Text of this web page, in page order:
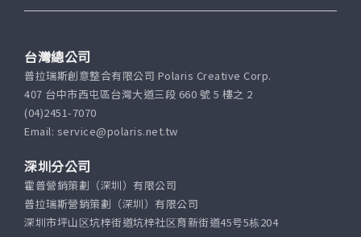
台灣總公司
普拉瑞斯創意整合有限公司 Polaris Creative Corp.
407 台中市西屯區台灣大道三段 660 號 5 樓之 2
(04)2451-7070
Email: service@polaris.net.tw
深圳分公司
霍普營銷策劃（深圳）有限公司
普拉瑞斯營銷策劃（深圳）有限公司
深圳市坪山区坑梓街道坑梓社区育新街道45号5栋204